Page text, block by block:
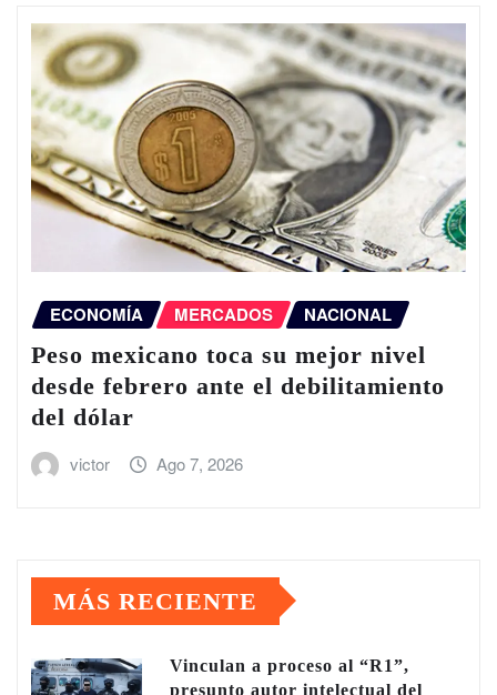
ECONOMÍA MERCADOS NACIONAL
Peso mexicano toca su mejor nivel
desde febrero ante el debilitamiento
del dólar
victor Ago 7, 2026
MÁS RECIENTE
Vinculan a proceso al “R1”,
presunto autor intelectual del